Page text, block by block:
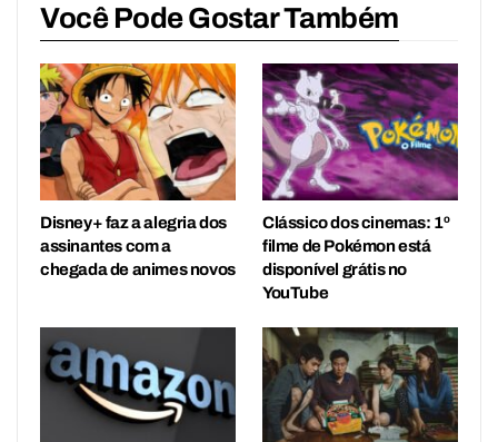
Você Pode Gostar Também
Disney+ faz a alegria dos
assinantes com a
chegada de animes novos
Clássico dos cinemas: 1º
filme de Pokémon está
disponível grátis no
YouTube